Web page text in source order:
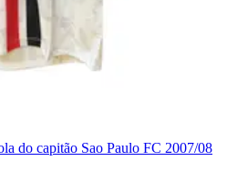
do capitão Sao Paulo FC 2007/08